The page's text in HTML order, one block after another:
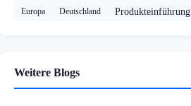
Europa
Deutschland Produkteinführung
Weitere Blogs